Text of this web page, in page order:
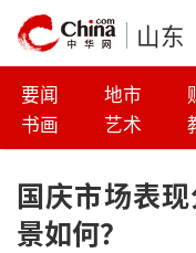
山东
要闻 地市
书画
艺术
国庆市场表
景如何？